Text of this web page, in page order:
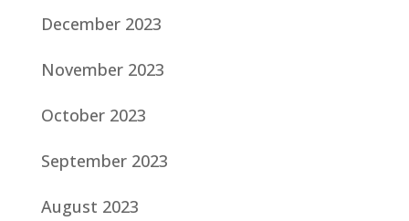
December 2023
November 2023
October 2023
September 2023
August 2023